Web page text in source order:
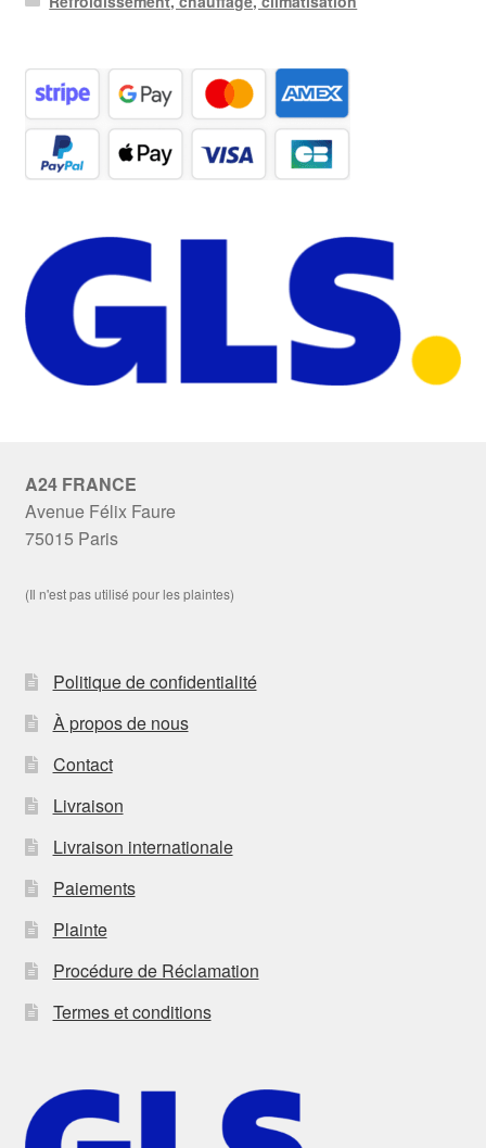
A24 FRANCE
Avenue Félix Faure
75015 Paris
(Il n'est pas utilisé pour les plaintes)
Politique de confidentialité
À propos de nous
Contact
Livraison
Livraison internationale
Paiements
Plainte
Procédure de Réclamation
Termes et conditions